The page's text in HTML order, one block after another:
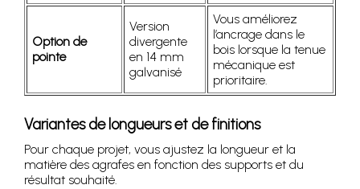
Option de
pointe
Version
divergente
en 14 mm
galvanisé
Vous améliorez
l’ancrage dans le
bois lorsque la tenue
mécanique est
prioritaire.
Variantes de longueurs et de finitions
Pour chaque projet, vous ajustez la longueur et la
matière des agrafes en fonction des supports et du
résultat souhaité.